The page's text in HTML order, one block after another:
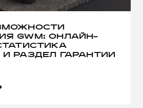
GWM: ОНЛАЙН-
РАЗДЕЛ ГАРАНТИИ